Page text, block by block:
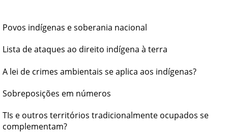
Povos indígenas e soberania nacional
Lista de ataques ao direito indígena à terra
A lei de crimes ambientais se aplica aos indígenas?
Sobreposições em números
TIs e outros territórios tradicionalmente ocupados se
complementam?